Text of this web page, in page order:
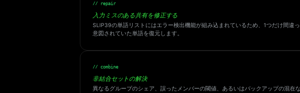
// repair
入力ミスのある共有を修正する
SLIP39の単語リストにはエラー検出機能が組み込まれているため、1つだけ間
意図されていた単語を復元します。
// combine
非結合セットの解決
異なるグループのシェア、誤ったメンバーの閾値、あるいはバックアップの混